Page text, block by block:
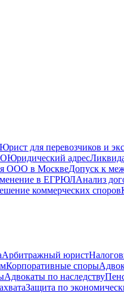
Юрист для перевозчиков и
Юридический адрес
ООО в МосквеДопуск к
в ЕГРЮЛАнализ
коммерческих споров
Арбитражный юрист
Корпоративные споры
Адвокаты по наследству
Защита по